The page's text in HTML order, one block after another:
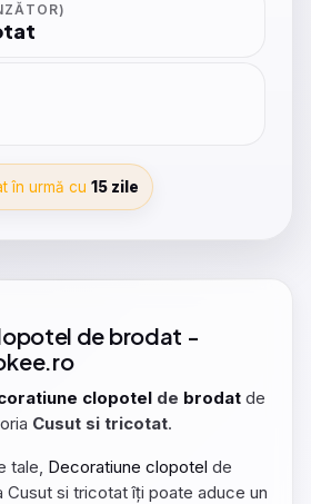
în urmă cu 15 zile
de brodat -
clopotel de brodat de
Cusut si tricotat.
tale, Decoratiune clopotel de
Cusut si tricotat îți poate aduce un